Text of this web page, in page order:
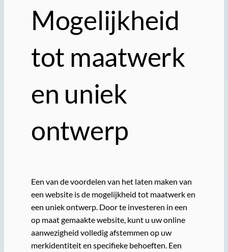
Mogelijkheid
tot maatwerk
en uniek
ontwerp
Een van de voordelen van het laten maken van
een website is de mogelijkheid tot maatwerk en
een uniek ontwerp. Door te investeren in een
op maat gemaakte website, kunt u uw online
aanwezigheid volledig afstemmen op uw
merkidentiteit en specifieke behoeften. Een